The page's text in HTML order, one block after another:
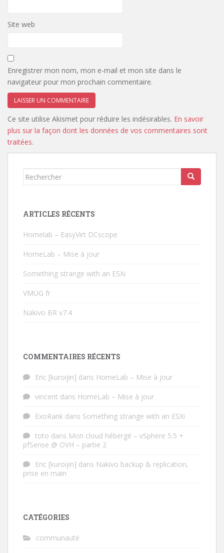
Site web
Enregistrer mon nom, mon e-mail et mon site dans le
navigateur pour mon prochain commentaire.
Ce site utilise Akismet pour réduire les indésirables. En savoir
plus sur la façon dont les données de vos commentaires sont
traitées.
Rechercher...
ARTICLES RÉCENTS
Homelab – EasyVirt DCscope
HomeLab – Mise à jour
Something strange with an ESXi
VMUG fr
Nakivo BR v7.4
COMMENTAIRES RÉCENTS
Eric [kuroijin] dans HomeLab – Mise à jour
vincent dans HomeLab – Mise à jour
ExoRank dans Something strange with an ESXi
toto dans Mon cloud hébergé – vSphere 5.5 +
pfSense @ OVH – partie 2
Eric [kuroijin] dans Nakivo backup & replication,
prise en main
CATÉGORIES
communauté